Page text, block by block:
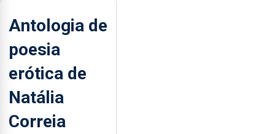
Antologia de
poesia
erótica de
Natália
Correia